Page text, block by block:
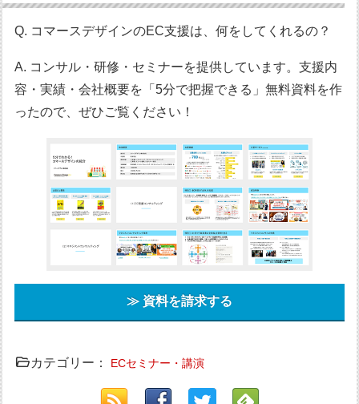
Q. コマースデザインのEC支援は、何をしてくれるの？
A. コンサル・研修・セミナーを提供しています。支援内
容・実績・会社概要を「5分で把握できる」無料資料を作
ったので、ぜひご覧ください！
≫ 資料を請求する
カテゴリー： ECセミナー・講演